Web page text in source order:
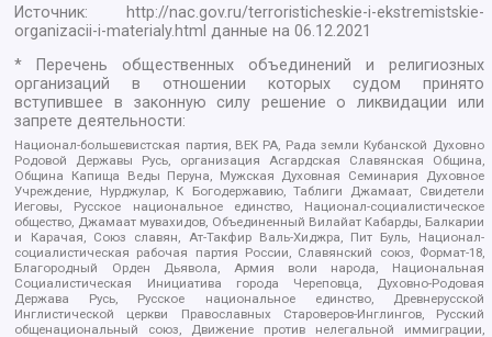
Источник:
http://nac.gov.ru/terroristicheskie-i-ekstremistskie-
organizacii-i-materialy.html данные на06.12.2021
* Перечень общественных объединений и религиозных
организаций в отношении которых судом принято
вступившее в законную силу решение о ликвидации или
запрете деятельности:
Национал-большевистская партия, ВЕК РА, Рада земли Кубанской Духовно
Родовой Державы Русь, организация Асгардская Славянская Община,
Община Капища Веды Перуна, Мужская Духовная Семинария Духовное
Учреждение, Нурджулар, К Богодержавию, Таблиги Джамаат, Свидетели
Иеговы, Русское национальное единство, Национал-социалистическое
общество, Джамаат мувахидов, Объединенный Вилайат Кабарды, Балкарии
и Карачая, Союз славян, Ат-Такфир Валь-Хиджра, Пит Буль, Национал-
социалистическая рабочая партия России, Славянский союз, Формат-18,
Благородный Орден Дьявола, Армия воли народа, Национальная
Социалистическая Инициатива города Череповца, Духовно-Родовая
Держава Русь, Русское национальное единство, Древнерусской
Инглистической церкви Православных Староверов-Инглингов, Русский
общенациональный союз, Движение против нелегальной иммиграции,